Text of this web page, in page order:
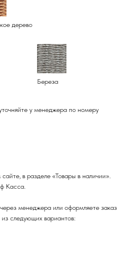
дерево
Береза
у менеджера по номеру
в разделе «Товары в наличии».
Касса.
менеджера или оформляете заказ
следующих вариантов: